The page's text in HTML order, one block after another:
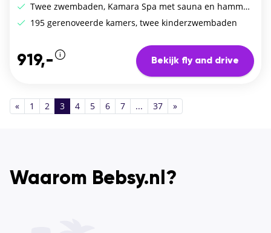
Twee zwembaden, Kamara Spa met sauna en hammam
195 gerenoveerde kamers, twee kinderzwembaden
919,- Bekijk fly and drive
« 1 2 3 4 5 6 7 ... 37 »
Waarom Bebsy.nl?